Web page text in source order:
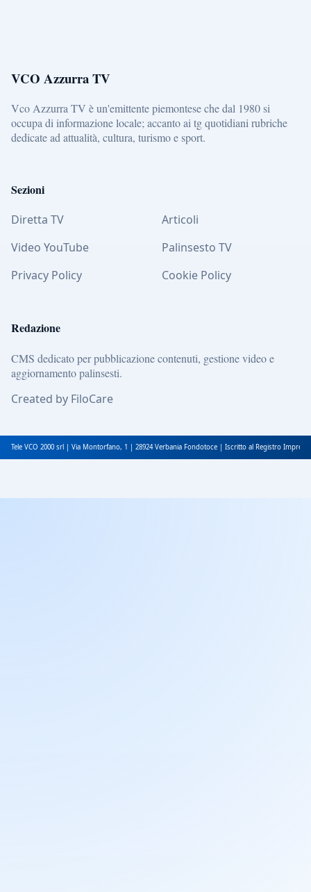
VCO Azzurra TV
Vco Azzurra TV è un'emittente piemontese che dal 1980 si
occupa di informazione locale; accanto ai tg quotidiani rubriche
dedicate ad attualità, cultura, turismo e sport.
Sezioni
Diretta TV
Articoli
Video YouTube
Palinsesto TV
Privacy Policy
Cookie Policy
Redazione
CMS dedicato per pubblicazione contenuti, gestione video e
aggiornamento palinsesti.
Created by FiloCare
Tele VCO 2000 srl | Via Montorfano, 1 | 28924 Verbania Fondotoce | Iscritto al Registro Imprese